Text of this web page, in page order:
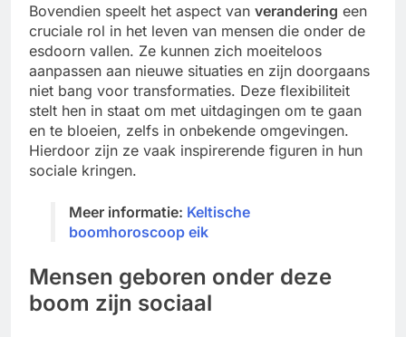
Bovendien speelt het aspect van verandering een
cruciale rol in het leven van mensen die onder de
esdoorn vallen. Ze kunnen zich moeiteloos
aanpassen aan nieuwe situaties en zijn doorgaans
niet bang voor transformaties. Deze flexibiliteit
stelt hen in staat om met uitdagingen om te gaan
en te bloeien, zelfs in onbekende omgevingen.
Hierdoor zijn ze vaak inspirerende figuren in hun
sociale kringen.
Meer informatie: Keltische
boomhoroscoop eik
Mensen geboren onder deze
boom zijn sociaal